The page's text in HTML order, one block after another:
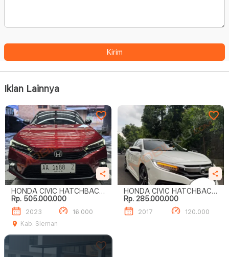
Kirim
Iklan Lainnya
HONDA CIVIC HATCHBACK
RS
Rp. 505.000.000
2023
16.000
Kab. Sleman
HONDA CIVIC HATCHBACK
1.5 TURBO
Rp. 285.000.000
2017 120.000